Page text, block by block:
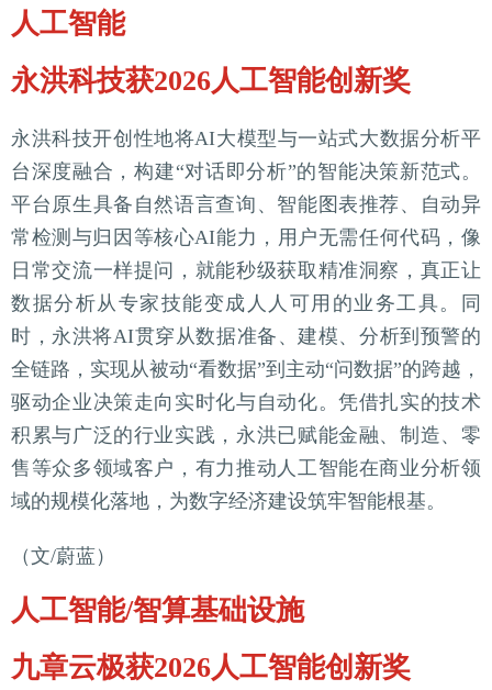
人工智能
永洪科技获2026人工智能创新奖
永洪科技开创性地将AI大模型与一站式大数据分析平
台深度融合，构建“对话即分析”的智能决策新范式。
平台原生具备自然语言查询、智能图表推荐、自动异
常检测与归因等核心AI能力，用户无需任何代码，像
日常交流一样提问，就能秒级获取精准洞察，真正让
数据分析从专家技能变成人人可用的业务工具。同
时，永洪将AI贯穿从数据准备、建模、分析到预警的
全链路，实现从被动“看数据”到主动“问数据”的跨越，
驱动企业决策走向实时化与自动化。凭借扎实的技术
积累与广泛的行业实践，永洪已赋能金融、制造、零
售等众多领域客户，有力推动人工智能在商业分析领
域的规模化落地，为数字经济建设筑牢智能根基。
（文/蔚蓝）
人工智能/智算基础设施
九章云极获2026人工智能创新奖